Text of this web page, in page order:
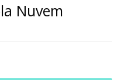
Nuvem